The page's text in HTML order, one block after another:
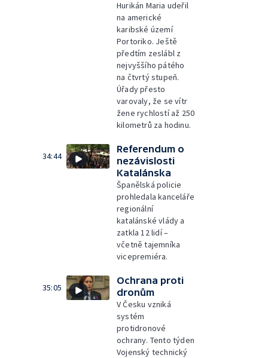
Hurikán Maria udeřil
na americké
karibské území
Portoriko. Ještě
předtím zeslábl z
nejvyššího pátého
na čtvrtý stupeň.
Úřady přesto
varovaly, že se vítr
žene rychlostí až 250
kilometrů za hodinu.
34:44
Referendum o
nezávislosti
Katalánska
Španělská policie
prohledala kanceláře
regionální
katalánské vlády a
zatkla 12 lidí –
včetně tajemníka
vicepremiéra.
35:05
Ochrana proti
dronům
V Česku vzniká
systém
protidronové
ochrany. Tento týden
Vojenský technický